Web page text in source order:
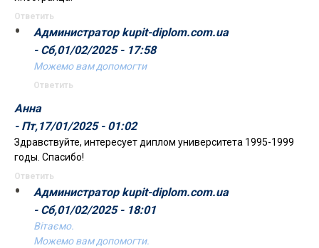
Ответить
Администратор kupit-diplom.com.ua
- Сб,01/02/2025 - 17:58
Можемо вам допомогти
Ответить
Анна
- Пт,17/01/2025 - 01:02
Здравствуйте, интересует диплом университета 1995-1999
годы. Спасибо!
Ответить
Администратор kupit-diplom.com.ua
- Сб,01/02/2025 - 18:01
Вітаємо.
Можемо вам допомогти.